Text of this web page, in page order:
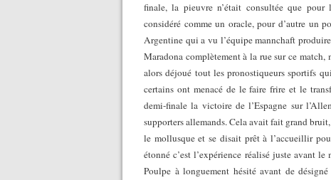
finale, la pieuvre n’était consultée que pour
considéré comme un oracle, pour d’autre un
Argentine qui a vu l’équipe mannchaft
Maradona complètement à la rue sur ce
alors déjoué tout les pronostiqueurs sportifs
certains ont menacé de le faire frire et le
demi-finale la victoire de l’Espagne sur
supporters allemands. Cela avait fait grand
le mollusque et se disait prêt à l’accueillir
étonné c’est l’expérience réalisé juste
Poulpe à longuement hésité avant de